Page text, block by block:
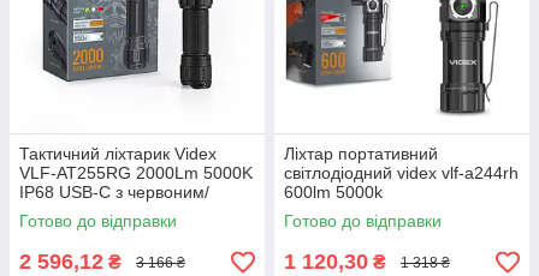
Тактичний ліхтарик Videx
VLF-AT255RG 2000Lm 5000K
IP68 USB-C з червоним/
зеленим світлом
Готово до відправки
2 596,12 ₴ 3 166 ₴
Ліхтар портативний
світлодіодний videx vlf-a244rh
600lm 5000k
Готово до відправки
1 120,30 ₴ 1 318 ₴